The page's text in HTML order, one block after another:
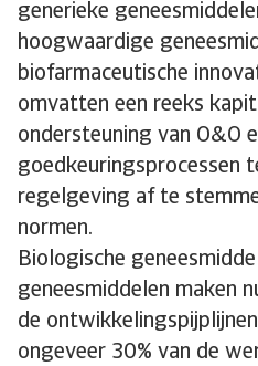
generieke
hoogwaardige
biofarmaceutische
omvatten een reeks
ondersteuning van O&O
goedkeuringsprocessen
regelgeving af te
normen.
Biologische
geneesmiddelen maken
de
ongeveer 30% van de